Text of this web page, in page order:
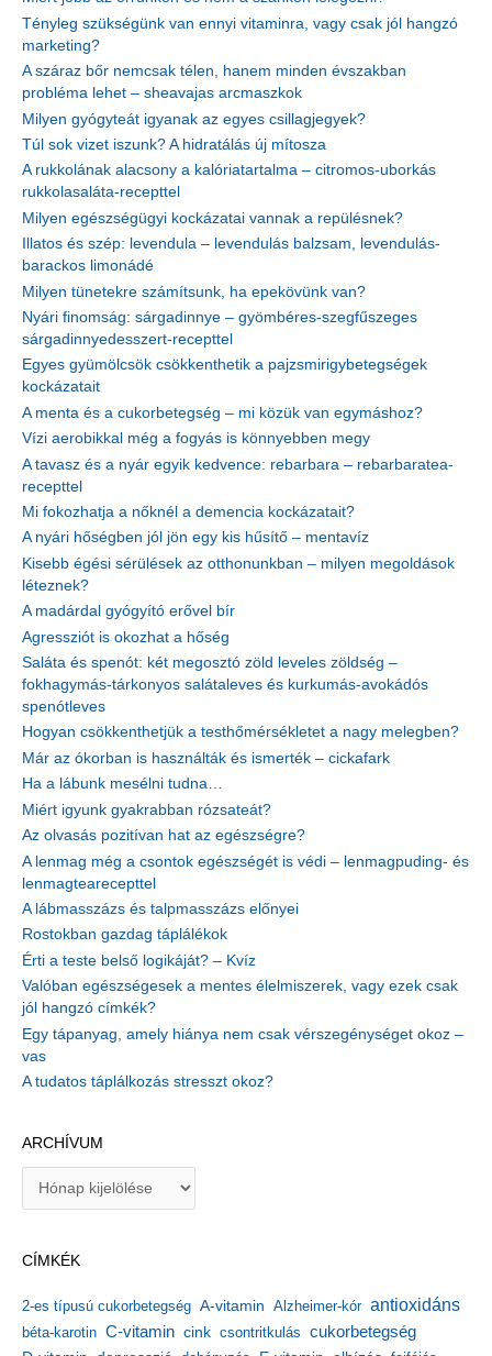
Tényleg szükségünk van ennyi vitaminra, vagy csak jól hangzó
marketing?
A száraz bőr nemcsak télen, hanem minden évszakban
probléma lehet – sheavajas arcmaszkok
Milyen gyógyteát igyanak az egyes csillagjegyek?
Túl sok vizet iszunk? A hidratálás új mítosza
A rukkolának alacsony a kalóriatartalma – citromos-uborkás
rukkolasaláta-recepttel
Milyen egészségügyi kockázatai vannak a repülésnek?
Illatos és szép: levendula – levendulás balzsam, levendulás-
barackos limonádé
Milyen tünetekre számítsunk, ha epekövünk van?
Nyári finomság: sárgadinnye – gyömbéres-szegfűszeges
sárgadinnyedesszert-recepttel
Egyes gyümölcsök csökkenthetik a pajzsmirigybetegségek
kockázatait
A menta és a cukorbetegség – mi közük van egymáshoz?
Vízi aerobikkal még a fogyás is könnyebben megy
A tavasz és a nyár egyik kedvence: rebarbara – rebarbaratea-
recepttel
Mi fokozhatja a nőknél a demencia kockázatait?
A nyári hőségben jól jön egy kis hűsítő – mentavíz
Kisebb égési sérülések az otthonunkban – milyen megoldások
léteznek?
A madárdal gyógyító erővel bír
Agressziót is okozhat a hőség
Saláta és spenót: két megosztó zöld leveles zöldség –
fokhagymás-tárkonyos salátaleves és kurkumás-avokádós
spenótleves
Hogyan csökkenthetjük a testhőmérsékletet a nagy melegben?
Már az ókorban is használták és ismerték – cickafark
Ha a lábunk mesélni tudna…
Miért igyunk gyakrabban rózsateát?
Az olvasás pozitívan hat az egészségre?
A lenmag még a csontok egészségét is védi – lenmagpuding- és
lenmagtearecepttel
A lábmasszázs és talpmasszázs előnyei
Rostokban gazdag táplálékok
Érti a teste belső logikáját? – Kvíz
Valóban egészségesek a mentes élelmiszerek, vagy ezek csak
jól hangzó címkék?
Egy tápanyag, amely hiánya nem csak vérszegénységet okoz –
vas
A tudatos táplálkozás stresszt okoz?
ARCHÍVUM
í
u
m
CÍMKÉK
2-es típusú cukorbetegség A-vitamin Alzheimer-kór antioxidáns
béta-karotin C-vitamin cink csontritkulás cukorbetegség